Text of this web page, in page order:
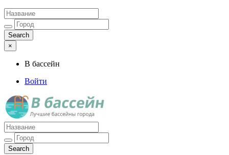
×
В бассейн
Войти
Лучшие бассейны города